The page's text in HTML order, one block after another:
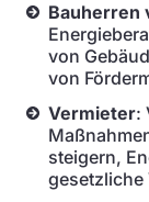
Bauherren
von
von
Vermieter:
steigern,
gesetzliche